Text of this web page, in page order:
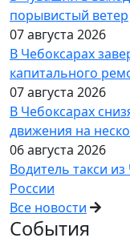
порывистый ветер
07 августа 2026
В Чебоксарах
капитального
07 августа 2026
В Чебоксарах
движения на
06 августа 2026
Водитель такси
России
Все новости
События